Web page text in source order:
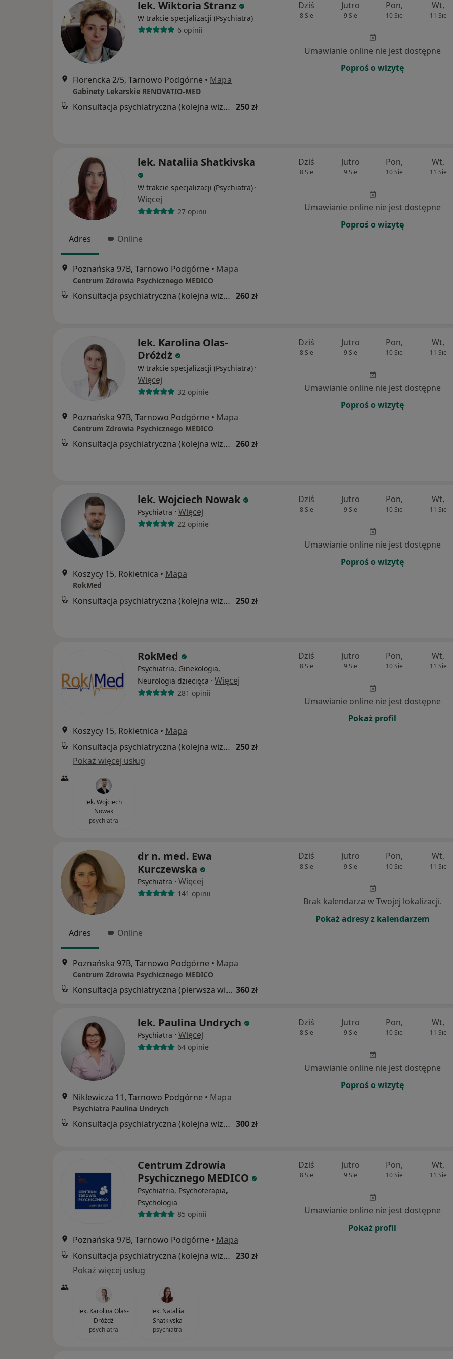
lek. Wiktoria Stranz
W trakcie specjalizacji (Psychiatra)
6 opinii
Florencka 2/5, Tarnowo Podgórne • Mapa
Gabinety Lekarskie RENOVATIO-MED
Konsultacja psychiatryczna (kolejna wizyta) 250 zł
Dziś
8 Sie
Jutro
9 Sie
Pon,
10 Sie
Wt,
11 Sie
Umawianie online nie jest dostępne
Poproś o wizytę
lek. Nataliia Shatkivska
W trakcie specjalizacji (Psychiatra) ·
Więcej
27 opinii
Adres Online
Poznańska 97B, Tarnowo Podgórne • Mapa
Centrum Zdrowia Psychicznego MEDICO
Konsultacja psychiatryczna (kolejna wizyta) 260 zł
Dziś
8 Sie
Jutro
9 Sie
Pon,
10 Sie
Wt,
11 Sie
Umawianie online nie jest dostępne
Poproś o wizytę
lek. Karolina Olas-
Dróżdż
W trakcie specjalizacji (Psychiatra) ·
Więcej
32 opinie
Poznańska 97B, Tarnowo Podgórne • Mapa
Centrum Zdrowia Psychicznego MEDICO
Konsultacja psychiatryczna (kolejna wizyta) 260 zł
Dziś
8 Sie
Jutro
9 Sie
Pon,
10 Sie
Wt,
11 Sie
Umawianie online nie jest dostępne
Poproś o wizytę
lek. Wojciech Nowak
Psychiatra · Więcej
22 opinie
Koszycy 15, Rokietnica • Mapa
RokMed
Konsultacja psychiatryczna (kolejna wizyta) 250 zł
Dziś
8 Sie
Jutro
9 Sie
Pon,
10 Sie
Wt,
11 Sie
Umawianie online nie jest dostępne
Poproś o wizytę
RokMed
Psychiatria, Ginekologia,
Neurologia dziecięca · Więcej
281 opinii
Koszycy 15, Rokietnica • Mapa
Konsultacja psychiatryczna (kolejna wizyta) 250 zł
Pokaż więcej usług
lek. Wojciech
Nowak
psychiatra
Dziś
8 Sie
Jutro
9 Sie
Pon,
10 Sie
Wt,
11 Sie
Umawianie online nie jest dostępne
Pokaż profil
dr n. med. Ewa
Kurczewska
Psychiatra · Więcej
141 opinii
Adres Online
Poznańska 97B, Tarnowo Podgórne • Mapa
Centrum Zdrowia Psychicznego MEDICO
Konsultacja psychiatryczna (pierwsza wizyta) 360 zł
Dziś
8 Sie
Jutro
9 Sie
Pon,
10 Sie
Wt,
11 Sie
Brak kalendarza w Twojej lokalizacji.
Pokaż adresy z kalendarzem
lek. Paulina Undrych
Psychiatra · Więcej
64 opinie
Niklewicza 11, Tarnowo Podgórne • Mapa
Psychiatra Paulina Undrych
Konsultacja psychiatryczna (kolejna wizyta) 300 zł
Dziś
8 Sie
Jutro
9 Sie
Pon,
10 Sie
Wt,
11 Sie
Umawianie online nie jest dostępne
Poproś o wizytę
Centrum Zdrowia
Psychicznego MEDICO
Psychiatria, Psychoterapia,
Psychologia
85 opinii
Poznańska 97B, Tarnowo Podgórne • Mapa
Konsultacja psychiatryczna (kolejna wizyta) 230 zł
Pokaż więcej usług
lek. Karolina Olas-
Dróżdż
psychiatra
lek. Nataliia
Shatkivska
psychiatra
Dziś
8 Sie
Jutro
9 Sie
Pon,
10 Sie
Wt,
11 Sie
Umawianie online nie jest dostępne
Pokaż profil